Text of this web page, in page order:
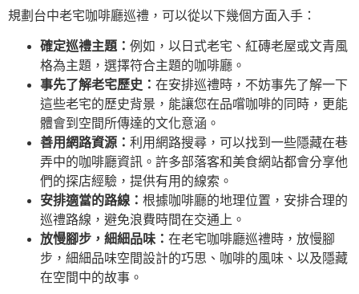
規劃台中老宅咖啡廳巡禮，可以從以下幾個方面入手：
確定巡禮主題： 例如，以日式老宅、紅磚老屋或文青風
格為主題，選擇符合主題的咖啡廳。
事先了解老宅歷史： 在安排巡禮時，不妨事先了解一下
這些老宅的歷史背景，能讓您在品嚐咖啡的同時，更能
體會到空間所傳達的文化意涵。
善用網路資源： 利用網路搜尋，可以找到一些隱藏在巷
弄中的咖啡廳資訊。許多部落客和美食網站都會分享他
們的探店經驗，提供有用的線索。
安排適當的路線： 根據咖啡廳的地理位置，安排合理的
巡禮路線，避免浪費時間在交通上。
放慢腳步，細細品味： 在老宅咖啡廳巡禮時，放慢腳
步，細細品味空間設計的巧思、咖啡的風味、以及隱藏
在空間中的故事。